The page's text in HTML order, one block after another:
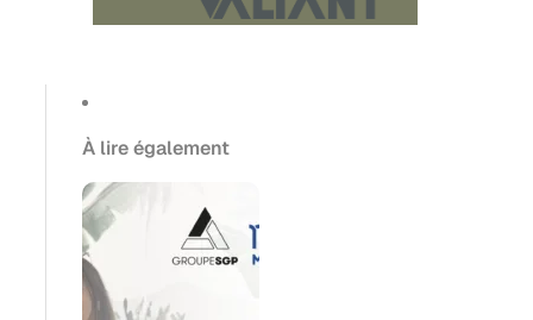
À lire également